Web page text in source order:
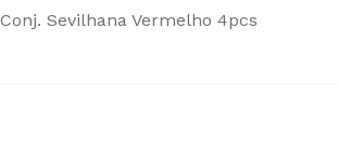
Conj. Sevilhana Vermelho 4pcs